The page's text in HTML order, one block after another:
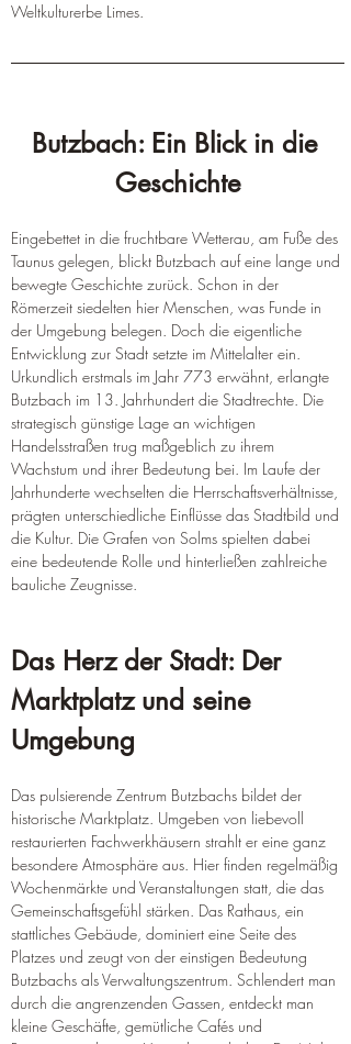
Weltkulturerbe Limes.
Butzbach: Ein Blick in die
Geschichte
Eingebettet in die fruchtbare Wetterau, am Fuße des
Taunus gelegen, blickt Butzbach auf eine lange und
bewegte Geschichte zurück. Schon in der
Römerzeit siedelten hier Menschen, was Funde in
der Umgebung belegen. Doch die eigentliche
Entwicklung zur Stadt setzte im Mittelalter ein.
Urkundlich erstmals im Jahr 773 erwähnt, erlangte
Butzbach im 13. Jahrhundert die Stadtrechte. Die
strategisch günstige Lage an wichtigen
Handelsstraßen trug maßgeblich zu ihrem
Wachstum und ihrer Bedeutung bei. Im Laufe der
Jahrhunderte wechselten die Herrschaftsverhältnisse,
prägten unterschiedliche Einflüsse das Stadtbild und
die Kultur. Die Grafen von Solms spielten dabei
eine bedeutende Rolle und hinterließen zahlreiche
bauliche Zeugnisse.
Das Herz der Stadt: Der
Marktplatz und seine
Umgebung
Das pulsierende Zentrum Butzbachs bildet der
historische Marktplatz. Umgeben von liebevoll
restaurierten Fachwerkhäusern strahlt er eine ganz
besondere Atmosphäre aus. Hier finden regelmäßig
Wochenmärkte und Veranstaltungen statt, die das
Gemeinschaftsgefühl stärken. Das Rathaus, ein
stattliches Gebäude, dominiert eine Seite des
Platzes und zeugt von der einstigen Bedeutung
Butzbachs als Verwaltungszentrum. Schlendert man
durch die angrenzenden Gassen, entdeckt man
kleine Geschäfte, gemütliche Cafés und